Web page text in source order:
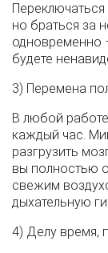
но браться за
одновременно
будете
3) Перемена
В любой
каждый час.
разгрузить
вы полностью
свежим
дыхательную
4) Делу время,